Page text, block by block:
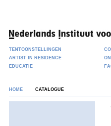
TENTOONSTELLINGEN
ARTIST IN RESIDENCE
EDUCATIE
HOME CATALOGUE